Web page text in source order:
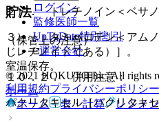
貯法
（保管上の注意）
室温保存。
ホーム
２）． トレチノイン＜ベサ
３）． タミバロテン＜アム
じレチノイドである）］。
１０．２． 併用注意：
パクリタキセル［パクリタキ
ログイン
監修医師一覧
UpToDate特別割引
運営会社
© 2021 HOKUTO Inc. All rights
利用規約プライバシーポリシー
ホーム
表・計算 レジメン